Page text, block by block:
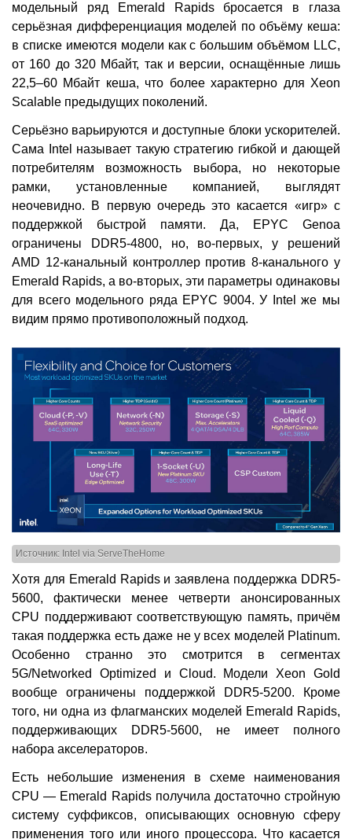
модельный ряд Emerald Rapids бросается в глаза
серьёзная дифференциация моделей по объёму кеша:
в списке имеются модели как с большим объёмом LLC,
от 160 до 320 Мбайт, так и версии, оснащённые лишь
22,5–60 Мбайт кеша, что более характерно для Xeon
Scalable предыдущих поколений.
Серьёзно варьируются и доступные блоки ускорителей.
Сама Intel называет такую стратегию гибкой и дающей
потребителям возможность выбора, но некоторые
рамки, установленные компанией, выглядят
неочевидно. В первую очередь это касается «игр» с
поддержкой быстрой памяти. Да, EPYC Genoa
ограничены DDR5-4800, но, во-первых, у решений
AMD 12-канальный контроллер против 8-канального у
Emerald Rapids, а во-вторых, эти параметры одинаковы
для всего модельного ряда EPYC 9004. У Intel же мы
видим прямо противоположный подход.
Источник: Intel via ServeTheHome
Хотя для Emerald Rapids и заявлена поддержка DDR5-
5600, фактически менее четверти анонсированных
CPU поддерживают соответствующую память, причём
такая поддержка есть даже не у всех моделей Platinum.
Особенно странно это смотрится в сегментах
5G/Networked Optimized и Cloud. Модели Xeon Gold
вообще ограничены поддержкой DDR5-5200. Кроме
того, ни одна из флагманских моделей Emerald Rapids,
поддерживающих DDR5-5600, не имеет полного
набора акселераторов.
Есть небольшие изменения в схеме наименования
CPU — Emerald Rapids получила достаточно стройную
систему суффиксов, описывающих основную сферу
применения того или иного процессора. Что касается